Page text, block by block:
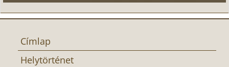
Címlap
Helytörténet